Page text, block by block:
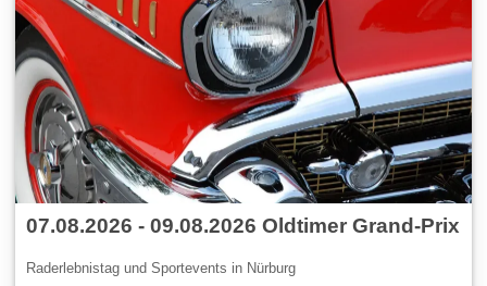
07.08.2026 - 09.08.2026 Oldtimer Grand-Prix
Raderlebnistag und Sportevents in Nürburg